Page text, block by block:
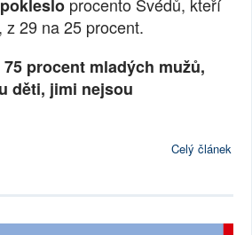
pokleslo
29 na 25 procent.
procent mladých mužů,
děti, jimi nejsou
Celý článek